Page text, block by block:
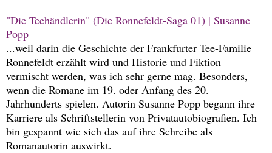
"Die Teehändlerin" (Die Ronnefeldt-Saga 01) | Susanne
Popp
...weil darin die Geschichte der Frankfurter Tee-Familie
Ronnefeldt erzählt wird und Historie und Fiktion
vermischt werden, was ich sehr gerne mag. Besonders,
wenn die Romane im 19. oder Anfang des 20.
Jahrhunderts spielen. Autorin Susanne Popp begann ihre
Karriere als Schriftstellerin von Privatautobiografien. Ich
bin gespannt wie sich das auf ihre Schreibe als
Romanautorin auswirkt.